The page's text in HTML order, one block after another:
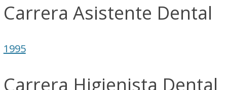
Carrera Asistente Dental
1995
Carrera Higienista Dental